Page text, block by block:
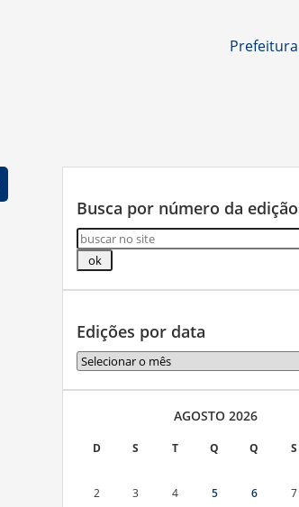
Busca por número da edição
Edições por data
Edições
por
data
AGOSTO 2026
D S T Q Q S
2
3 4 5 6 7